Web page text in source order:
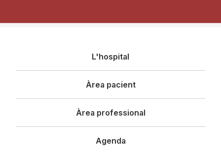
principal
L'hospital
Àrea pacient
Àrea professional
Agenda